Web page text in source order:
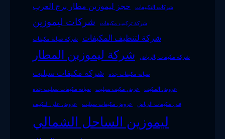
حجز ليموزين مطار برج العرب
شركات التكييفات
شركات ليموزين شركة تركيب مكيفات
شركة صيانة مكيفات شركة لتنظيف المكيفات
شركة ليموزين المطار شركة مكيفات بالرياض
شركة مكيفات سبليت صيانة مكيفات جدة
صيانة مكيفات سبليت جدة عرض مكيف سبليت عروض المكيف
عروض على التكييف عروض مكيفات سبليت فني مكيفات الرياض
ليموزين الساحل الشمالي